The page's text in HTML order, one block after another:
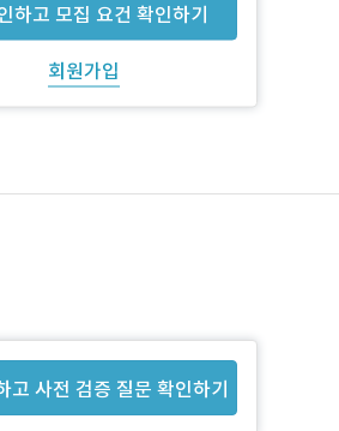
하고 모집 요건 확인하기
회원가입
고 사전 검증 질문 확인하기